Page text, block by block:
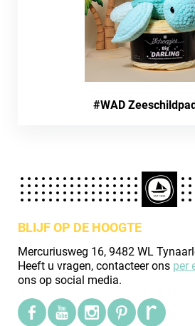
#WAD
BLIJF OP DE HOOGTE
Mercuriusweg 16, 9482 WL
Heeft u vragen, contacteer ons per
ons op social media.